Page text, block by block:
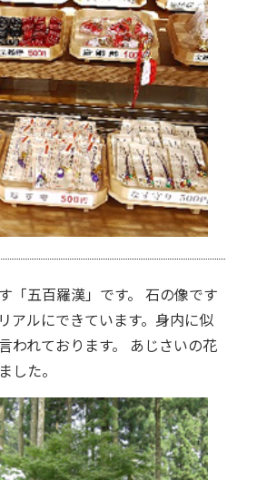
「五百羅漢」です。 石の像です
アルにできています。身内に似
われております。 あじさいの花
した。